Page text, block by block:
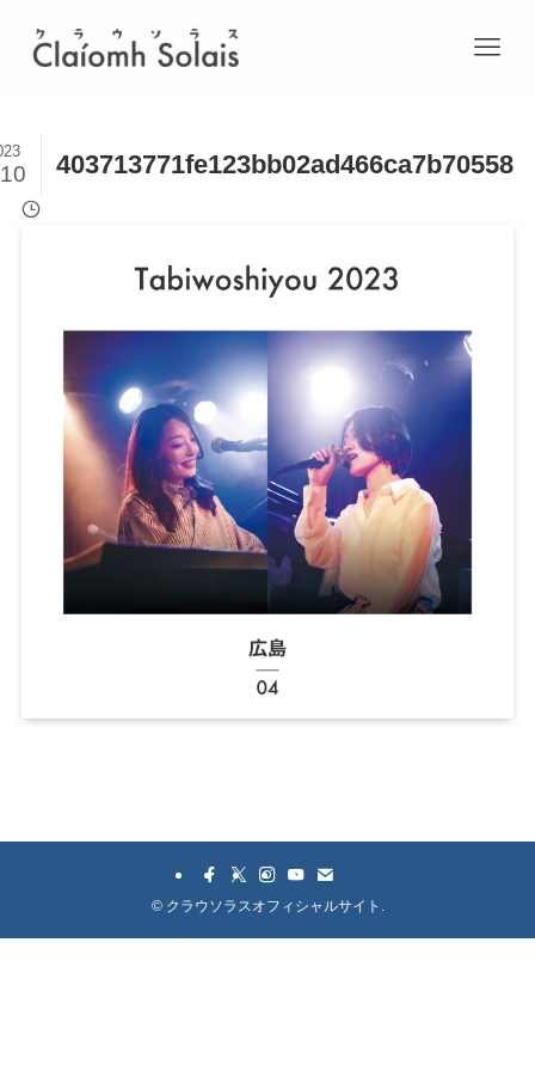
403713771fe123bb02ad466ca7b70558
©クラウソラスオフィシャルサイト.